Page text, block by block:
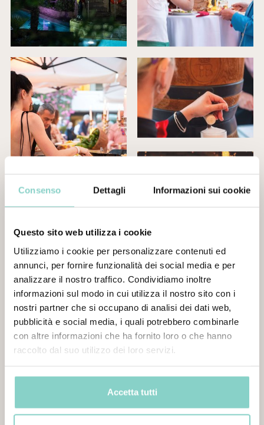
Consenso Dettagli Informazioni sui cookie
Questo sito web utilizza i cookie
Utilizziamo i cookie per personalizzare contenuti ed
annunci, per fornire funzionalità dei social media e per
analizzare il nostro traffico. Condividiamo inoltre
informazioni sul modo in cui utilizza il nostro sito con i
nostri partner che si occupano di analisi dei dati web,
pubblicità e social media, i quali potrebbero combinarle
con altre informazioni che ha fornito loro o che hanno
raccolto dal suo utilizzo dei loro servizi.
Accetta tutti